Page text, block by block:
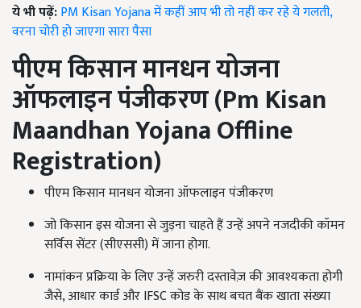
ये भी पढ़ें:PM Kisan Yojana में कहीं आप भी तो नहीं कर रहे ये गलती,
वरना चोरी हो जाएगा सारा पैसा
पीएम किसान मानधन योजना
ऑफलाइन पंजीकरण (Pm Kisan
Maandhan Yojana Offline
Registration)
पीएम किसान मानधन योजना ऑफलाइन पंजीकरण
जो किसान इस योजना से जुड़ना चाहते हैं उन्हें अपने नजदीकी कॉमन
सर्विस सेंटर (सीएससी) में जाना होगा.
नामांकन प्रक्रिया के लिए उन्हें जरुरी दस्तावेज़ की आवश्यकता होगी
जैसे, आधार कार्ड और IFSC कोड के साथ बचत बैंक खाता संख्या